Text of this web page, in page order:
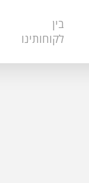
בין
לקוחותינו